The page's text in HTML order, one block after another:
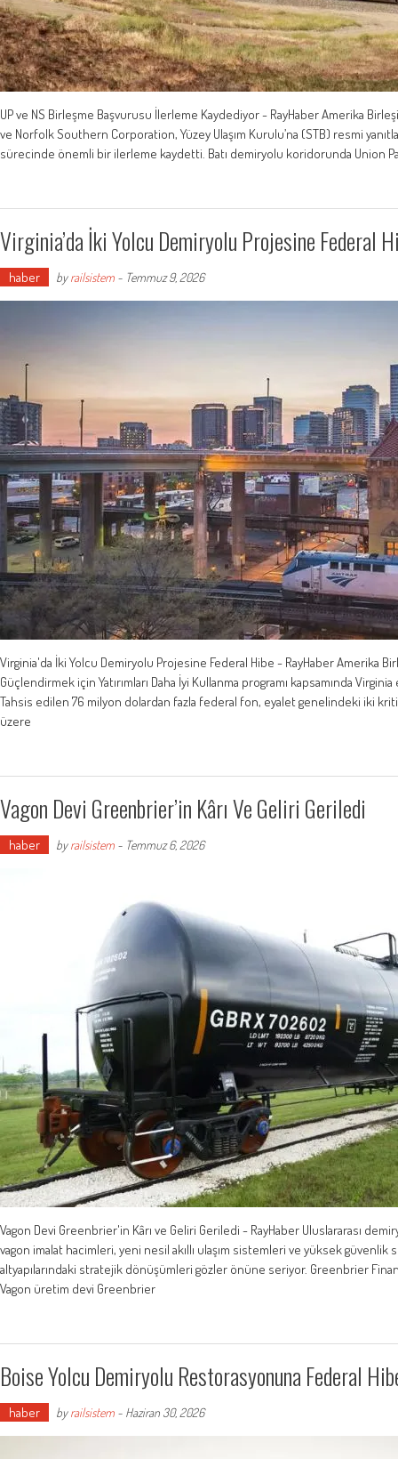
UP ve NS Birleşme Başvurusu İlerleme Kaydediyor - RayHaber Amerika
ve Norfolk Southern Corporation, Yüzey Ulaşım Kurulu’na (STB) resmi
sürecinde önemli bir ilerleme kaydetti. Batı demiryolu koridorunda Union
Virginia’da İki Yolcu Demiryolu Projesine Federal
haber byrailsistem - Temmuz 9, 2026
Virginia'da İki Yolcu Demiryolu Projesine Federal Hibe - RayHaber Amerika
Güçlendirmek için Yatırımları Daha İyi Kullanma programı kapsamında
Tahsis edilen 76 milyon dolardan fazla federal fon, eyalet genelindeki iki
üzere
Vagon Devi Greenbrier’in Kârı Ve Geliri Geriledi
haber byrailsistem - Temmuz 6, 2026
Vagon Devi Greenbrier'in Kârı ve Geliri Geriledi - RayHaber Uluslararası
vagon imalat hacimleri, yeni nesil akıllı ulaşım sistemleri ve yüksek
altyapılarındaki stratejik dönüşümleri gözler önüne seriyor. Greenbrier
Vagon üretim devi Greenbrier
Boise Yolcu Demiryolu Restorasyonuna Federal
haber byrailsistem - Haziran 30, 2026